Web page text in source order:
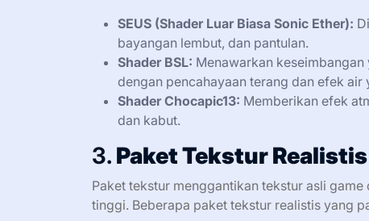
SEUS (Shader Luar Biasa Sonic Ether):
bayangan lembut, dan pantulan.
Shader BSL: Menawarkan
dengan pencahayaan terang dan efek air
Shader Chocapic13: Memberikan efek
dan kabut.
3. Paket Tekstur Realistis
Paket tekstur menggantikan tekstur asli
tinggi. Beberapa paket tekstur realistis yang